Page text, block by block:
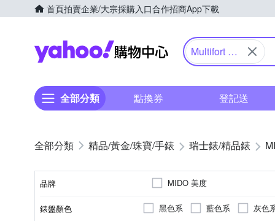
首頁拍賣企業/大宗採購入口合作招商App下載
Yahoo購物中心
Multifort 先
全部分類
點換券 登記送
精品/黃金/珠寶/手錶 瑞士錶/精品錶
品牌 MIDO 美度
錶盤顏色 黑色系 藍色系
灰色